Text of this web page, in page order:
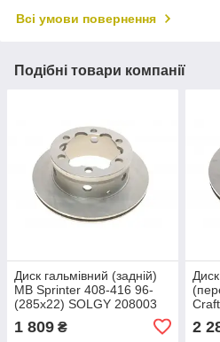
Всі умови повернення
Подібні товари компанії
Диск гальмівний (задній)
MB Sprinter 408-416 96-
(285x22) SOLGY 208003
1 809 ₴ 2